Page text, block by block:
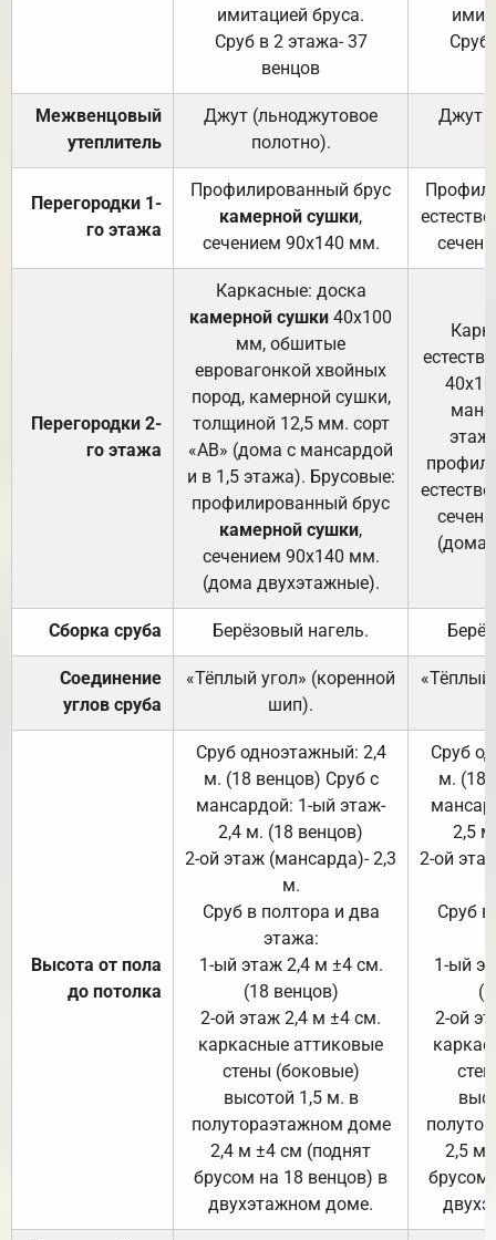
имитацией бруса.
Сруб в 2 этажа- 37
венцов
Сруб
Межвенцовый
утеплитель
Джут (льноджутовое
полотно).
Джут
Перегородки 1-
го этажа
Профилированный брус
камерной сушки,
сечением 90х140 мм.
Перегородки 2-
го этажа
Каркасные: доска
камерной сушки 40х100
мм, обшитые
евровагонкой хвойных
пород, камерной сушки,
толщиной 12,5 мм. сорт
«АВ» (дома с мансардой
и в 1,5 этажа). Брусовые:
профилированный брус
камерной сушки,
сечением 90х140 мм.
(дома двухэтажные).
(дома
Сборка сруба Берёзовый нагель.
Соединение
углов сруба
«Тёплый угол» (коренной
шип).
«Тёплый
Высота от пола
до потолка
Сруб одноэтажный: 2,4
м. (18 венцов) Сруб с
мансардой: 1-ый этаж-
2,4 м. (18 венцов)
2-ой этаж (мансарда)- 2,3
м.
Сруб в полтора и два
этажа:
1-ый этаж 2,4 м ±4 см.
(18 венцов)
2-ой этаж 2,4 м ±4 см.
каркасные аттиковые
стены (боковые)
высотой 1,5 м. в
полутораэтажном доме
2,4 м ±4 см (поднят
брусом на 18 венцов) в
двухэтажном доме.
Сруб
м. (18
2,5
2-ой
Сруб
1-ый
2-ой
2,5 м
брусом